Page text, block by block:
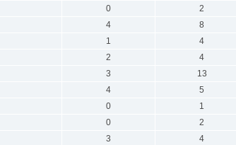
0 2
4 8
1 4
2 4
3 13
4 5
0 1
0 2
3 4